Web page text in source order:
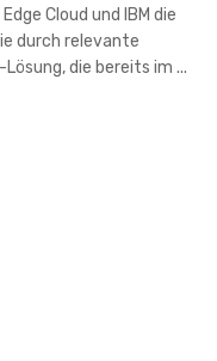
Cloud und IBM die
durch relevante
die bereits im ...